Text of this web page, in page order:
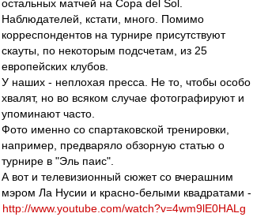
остальных матчей на Copa del Sol.
Наблюдателей, кстати, много. Помимо
корреспондентов на турнире присутствуют
скауты, по некоторым подсчетам, из 25
европейских клубов.
У наших - неплохая пресса. Не то, чтобы особо
хвалят, но во всяком случае фотографируют и
упоминают часто.
Фото именно со спартаковской тренировки,
например, предваряло обзорную статью о
турнире в "Эль паис".
А вот и телевизионный сюжет со вчерашним
мэром Ла Нусии и красно-белыми квадратами -
http://www.youtube.com/watch?v=4wm9lE0HALg